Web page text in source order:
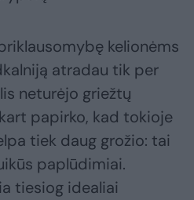
kelionėms
atradau tik per
neturėjo griežtų
papirko, kad tokioje
tiek daug grožio: tai
paplūdimiai.
tiesiog idealiai